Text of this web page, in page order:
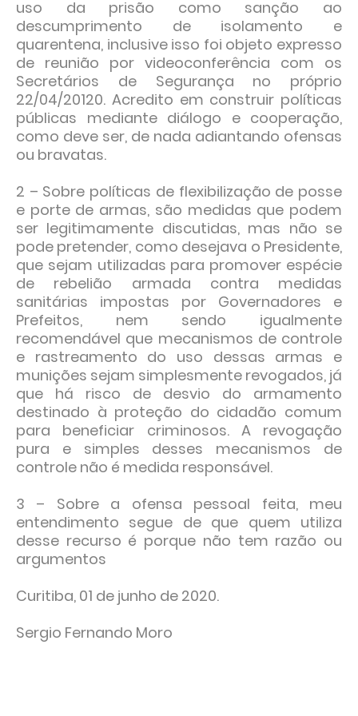
uso da prisão como sanção ao
descumprimento de isolamento e
quarentena, inclusive isso foi objeto expresso
de reunião por videoconferência com os
Secretários de Segurança no próprio
22/04/20120. Acredito em construir políticas
públicas mediante diálogo e cooperação,
como deve ser, de nada adiantando ofensas
ou bravatas.
2 – Sobre políticas de flexibilização de posse
e porte de armas, são medidas que podem
ser legitimamente discutidas, mas não se
pode pretender, como desejava o Presidente,
que sejam utilizadas para promover espécie
de rebelião armada contra medidas
sanitárias impostas por Governadores e
Prefeitos, nem sendo igualmente
recomendável que mecanismos de controle
e rastreamento do uso dessas armas e
munições sejam simplesmente revogados, já
que há risco de desvio do armamento
destinado à proteção do cidadão comum
para beneficiar criminosos. A revogação
pura e simples desses mecanismos de
controle não é medida responsável.
3 – Sobre a ofensa pessoal feita, meu
entendimento segue de que quem utiliza
desse recurso é porque não tem razão ou
argumentos
Curitiba, 01 de junho de 2020.
Sergio Fernando Moro